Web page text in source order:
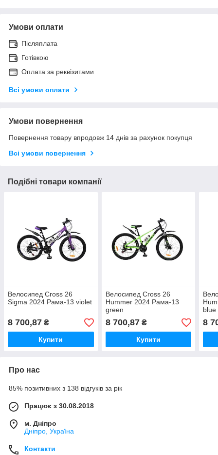
Умови оплати
Післяплата
Готівкою
Оплата за реквізитами
Всі умови оплати
Умови повернення
Повернення товару впродовж 14 днів за рахунок покупця
Всі умови повернення
Подібні товари компанії
Велосипед Cross 26
Sigma 2024 Рама-13 violet
8 700,87 ₴
Купити
Велосипед Cross 26
Hummer 2024 Рама-13
green
8 700,87₴
Купити
blue
8
Про нас
85% позитивних з 138 відгуків за рік
Працює з 30.08.2018
м. Дніпро
Дніпро, Україна
Контакти